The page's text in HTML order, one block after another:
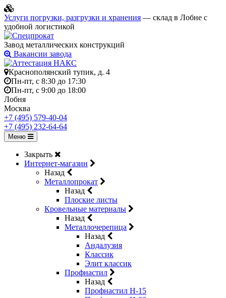
Услуги погрузки, разгрузки и хранения — склад в Лобне с
удобной логистикой
Завод металлических конструкций
Вакансии завода
Краснополянский тупик, д. 4
Пн-пт, с 8:30 до 17:30
Пн-пт, с 9:00 до 18:00
Лобня
Москва
+7 (495) 579-40-04
+7 (495) 232-64-64
Меню
Закрыть
Интернет-магазин
Назад
Металлопрокат
Назад
Плоские листы
Кровельные материалы
Назад
Металлочерепица
Назад
Андалузия
Классик
Элит классик
Профнастил
Назад
Профнастил Н-15